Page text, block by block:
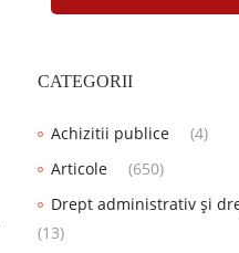
CATEGORII
Achizitii publice
(4)
Articole
(650)
Drept administrativ și
(13)